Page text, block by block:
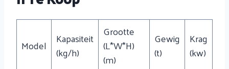
Model
Kapasiteit
(kg/h)
Grootte
(L*W*H)
(m)
Gewig
(t)
Krag
(kw)